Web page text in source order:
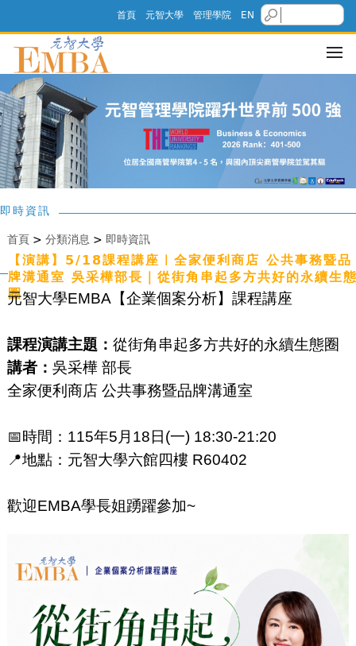
首頁 元智大學 管理學院 EN
即時資訊
首頁> 分類消息 > 即時資訊
【演講】5/18課程講座｜全家便利商店 公共事務暨品
牌溝通室 吳采樺部長｜從街角串起多方共好的永續生
圈
元智大學EMBA【企業個案分析】課程講座
課程演講主題： 從街角串起多方共好的永續生態圈
講者： 吳采樺 部長
全家便利商店 公共事務暨品牌溝通室
📅時間：115年5月18日(一) 18:30-21:20
📍地點：元智大學六館四樓 R60402
歡迎EMBA學長姐踴躍參加~